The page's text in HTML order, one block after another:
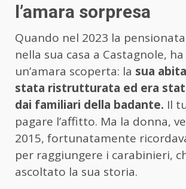
l’amara sorpresa
Quando nel 2023 la
nella sua casa a Castagnole,
un’amara scoperta: la sua
stata ristrutturata ed era
dai familiari della badante. Il
pagare l’affitto. Ma la donna,
2015, fortunatamente
per raggiungere i carabinieri,
ascoltato la sua storia.